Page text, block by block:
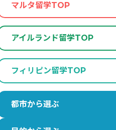
マルタ留学TOP
アイルランド留学TOP
フィリピン留学TOP
都市から選ぶ